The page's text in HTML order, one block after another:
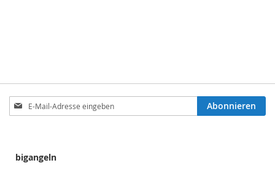
Anmeldung
zum
Abonnieren
bigangeln